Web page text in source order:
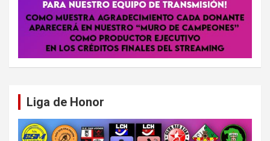
Liga de Honor